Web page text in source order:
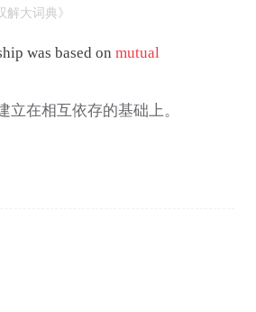
解大词典》
was based onmutual
立在相互依存的基础上。